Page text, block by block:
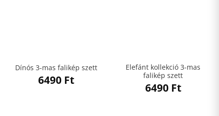
Dínós 3-mas falikép szett
6490 Ft
Elefánt kollekció 3-mas
falikép szett
6490 Ft